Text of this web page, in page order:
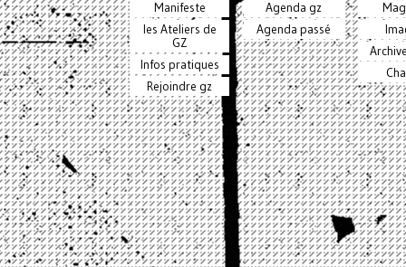
Manifeste
les Ateliers de
GZ
Infos pratiques
Rejoindre gz
Agenda gz
Agenda passé